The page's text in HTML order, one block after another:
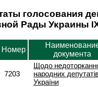
голосования
Рады Украины
Номер
документа
7203
Щодо
народних
України